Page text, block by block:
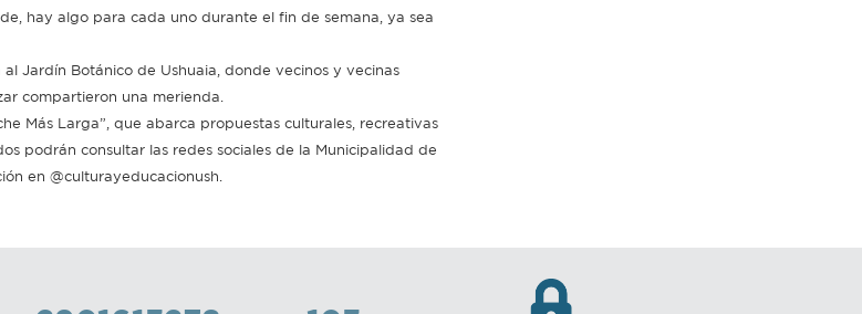
hay algo para cada uno durante el fin de semana, ya sea
Jardín Botánico de Ushuaia, donde vecinos y vecinas
compartieron una merienda.
Más Larga”, que abarca propuestas culturales, recreativas
podrán consultar las redes sociales de la Municipalidad de
en @culturayeducacionush.